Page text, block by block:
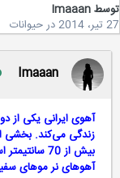
Imaaan
درحیوانات
Imaaan
آهوی ایرانی یکی از
زندگی می‌کند. بخشی از
بیش از 70
آهوهای نر موهای سفید